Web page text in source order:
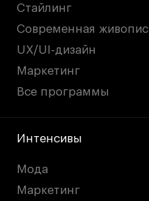
© 2026 БВШД
деятельности АНО ВО
Карта сайта
Стайлинг
Современная
UX/UI-дизайн
Маркетинг
Все программы
Интенсивы
Мода
Маркетинг